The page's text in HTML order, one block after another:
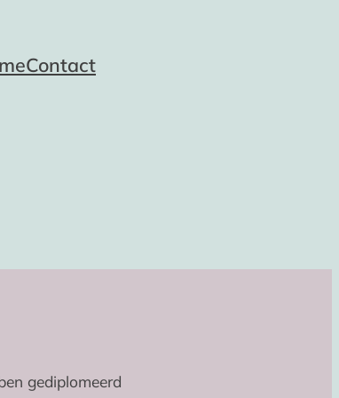
Contact
gediplomeerd